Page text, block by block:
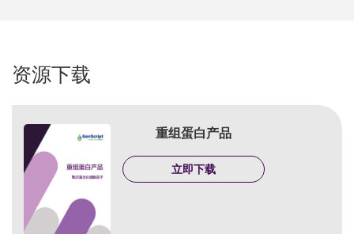
资源下载
重组蛋白产品
立即下载